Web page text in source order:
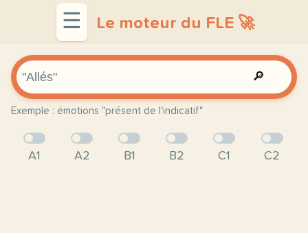
☰ Le moteur du FLE 🚀
🔎
Exemple : émotions "présent de l'indicatif"
A1 A2 B1 B2 C1 C2